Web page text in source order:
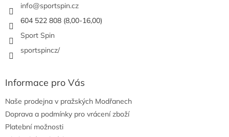
info@sportspin.cz
604 522 808 (8,00-16,00)
Sport Spin
sportspincz/
Informace pro Vás
Naše prodejna v pražských Modřanech
Doprava a podmínky pro vrácení zboží
Platební možnosti